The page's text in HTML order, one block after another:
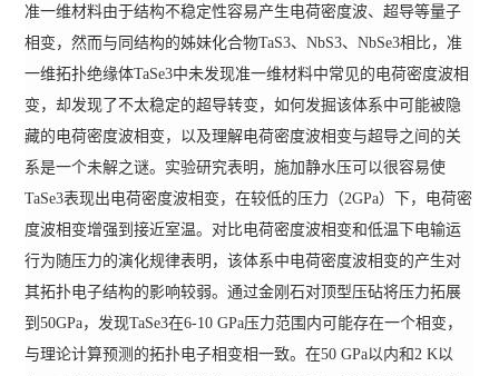
准一维材料由于结构不稳定性容易产生电荷密度波、超导等量子
相变，然而与同结构的姊妹化合物TaS3、NbS3、NbSe3相比，准
一维拓扑绝缘体TaSe3中未发现准一维材料中常见的电荷密度波相
变，却发现了不太稳定的超导转变，如何发掘该体系中可能被隐
藏的电荷密度波相变，以及理解电荷密度波相变与超导之间的关
系是一个未解之谜。实验研究表明，施加静水压可以很容易使
TaSe3表现出电荷密度波相变，在较低的压力（2GPa）下，电荷密
度波相变增强到接近室温。对比电荷密度波相变和低温下电输运
行为随压力的演化规律表明，该体系中电荷密度波相变的产生对
其拓扑电子结构的影响较弱。通过金刚石对顶型压砧将压力拓展
到50GPa，发现TaSe3在6-10 GPa压力范围内可能存在一个相变，
与理论计算预测的拓扑电子相变相一致。在50 GPa以内和2 K以